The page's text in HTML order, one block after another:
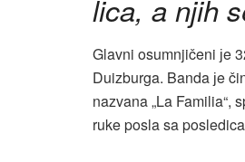
lica, a njih
Glavni osumnjičeni јe
Duizburga. Banda јe
nazvana „La Familia“,
ruke posla sa